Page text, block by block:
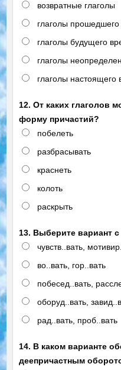
возвратные глаголы
глаголы
глаголы будущего
глаголы
глаголы настоящего
12. От каких глаголов
форму причастий?
побелеть
разбрасывать
краснеть
колоть
раскрыть
13. Выберите вариант
чувств..вать,
во..вать, гор..вать
побесед..вать,
оборуд..вать,
рад..вать, проб..вать
14. В каком варианте
деепричастным